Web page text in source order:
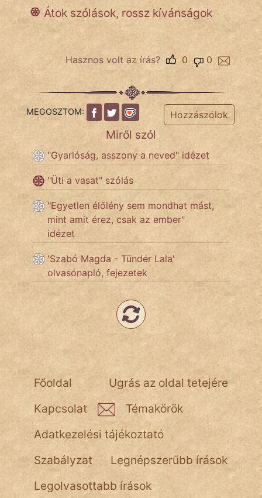
Népszerű szerzőink:
Hunor
Jób Gedeon
vörös ördög
nagyöreg
NapHold
Név nélkül
pszichopati
Hoffer Botond
szemfüles
Átok szólások, rossz kívánságok
Hasznos volt az írás? 0
0
MEGOSZTOM: Hozzászólok
Miről szól
"Gyarlóság, asszony a neved" idézet
"Üti a vasat" szólás
"Egyetlen élőlény sem mondhat mást,
mint amit érez, csak az ember"
idézet
'Szabó Magda - Tündér Lala'
olvasónapló, fejezetek
Ugrás az oldal tetejére
Főoldal
Kapcsolat
Témakörök
Adatkezelési tájékoztató
Szabályzat
Legnépszerűbb írások
Legolvasottabb írások